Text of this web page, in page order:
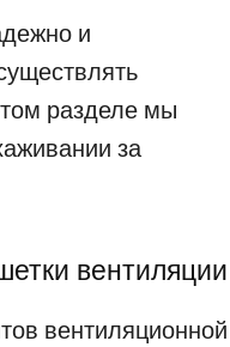
и
разделе мы
за
вентиляции
вентиляционной